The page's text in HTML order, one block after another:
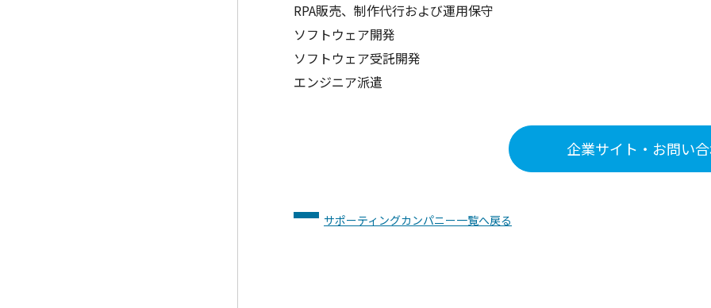
RPA販売、制作代行および運用保守
ソフトウェア開発
ソフトウェア受託開発
エンジニア派遣
企業サイト・お問い
サポーティングカンパニー一覧へ戻る